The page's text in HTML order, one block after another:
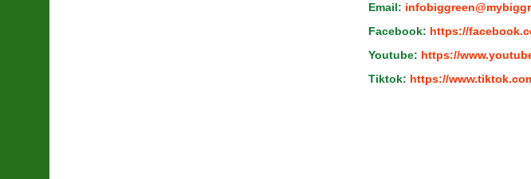
Email:
Facebook: https://
Youtube: https://
Tiktok: https://